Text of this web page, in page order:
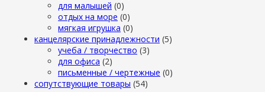
для малышей (0)
отдых на море (0)
мягкая игрушка (0)
канцелярские принадлежности (5)
учеба / творчество (3)
для офиса (2)
письменные / чертежные (0)
сопутствующие товары (54)